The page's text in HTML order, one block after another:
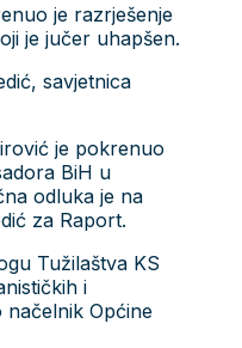
je razrješenje
je jučer uhapšen.
savjetnica
je pokrenuo
BiH u
odluka je na
za Raport.
Tužilaštva KS
i
Općine